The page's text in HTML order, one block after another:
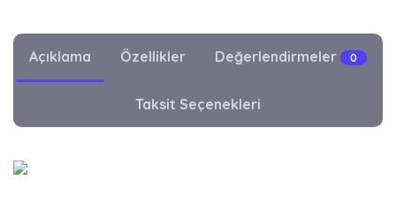
Açıklama Özellikler Değerlendirmeler 0
Taksit Seçenekleri